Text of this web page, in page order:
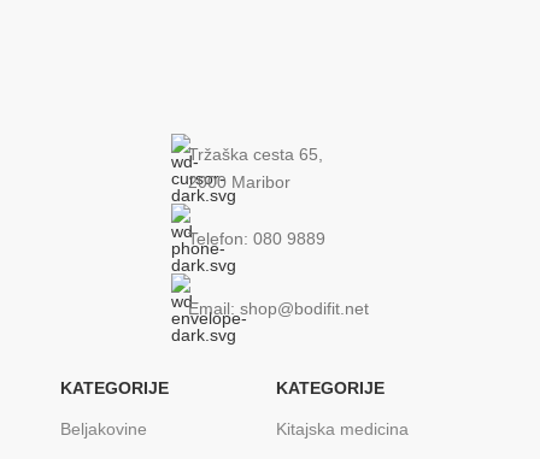
Tržaška cesta 65,
2000 Maribor
Telefon: 080 9889
Email: shop@bodifit.net
KATEGORIJE
Beljakovine
KATEGORIJE
Kitajska medicina